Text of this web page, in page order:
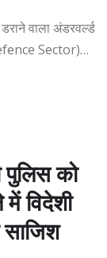
वाला अंडरवर्ल्ड
Sector)…
पुलिस को
विदेशी
साजिश